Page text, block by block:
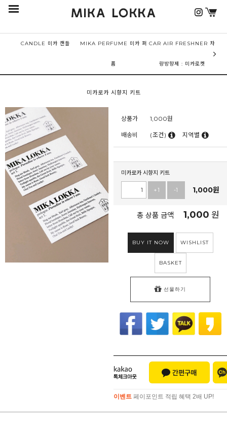
CANDLE 미카 캔들 MIKA PERFUME 미카 퍼
퓸
CAR AIR FRESHNER 차
량방향제 : 미카로켓
미카로카 시향지 키트
상품가 1,000원
배송비 (조건) 지역별
미카로카 시향지 키트
+1 -1 1,000원
총 상품 금액 1,000 원
BUY IT NOW WISHLIST
BASKET
선물하기
이벤트 페이포인트 적립 혜택 2배 UP!
이벤트페이포인트 적립 혜택 2배 UP!